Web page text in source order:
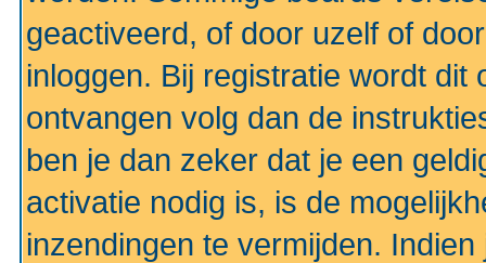
geactiveerd, of door uzelf of
inloggen. Bij registratie wordt dit
ontvangen volg dan de
ben je dan zeker dat je een
activatie nodig is, is de
inzendingen te vermijden.